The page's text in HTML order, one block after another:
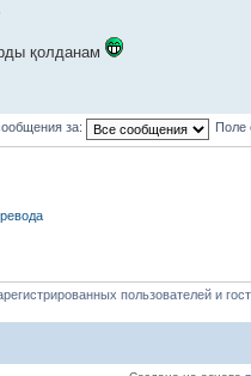
қолданам
за: Поле
пользователей и